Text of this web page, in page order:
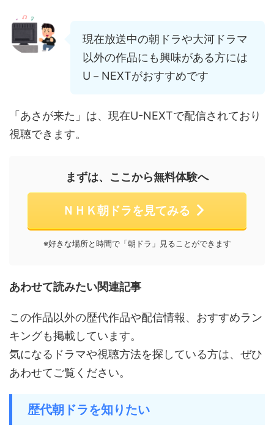
現在放送中の朝ドラや大河ドラマ
以外の作品にも興味がある方には
U－NEXTがおすすめです
「あさが来た」は、現在U-NEXTで配信されており
視聴できます。
まずは、ここから無料体験へ
ＮＨＫ朝ドラを見てみる
※好きな場所と時間で「朝ドラ」見ることができます
あわせて読みたい関連記事
この作品以外の歴代作品や配信情報、おすすめラン
キングも掲載しています。
気になるドラマや視聴方法を探している方は、ぜひ
あわせてご覧ください。
歴代朝ドラを知りたい